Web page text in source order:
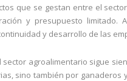
que se gestan entre el
y presupuesto limitado.
y desarrollo de las
sector agroalimentario sigue
sino también por